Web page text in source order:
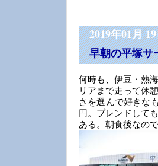
2019年01月
早朝の平塚サ
何時も、伊豆・熱
リアまで走って休
さを選んで好きな
円。ブレンドして
ある。朝食後なの